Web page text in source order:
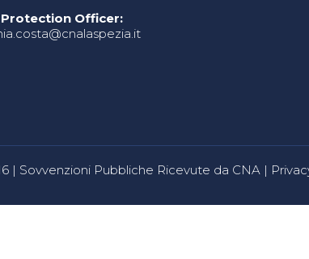
Officer:
| Sovvenzioni Pubbliche Ricevute da CNA |